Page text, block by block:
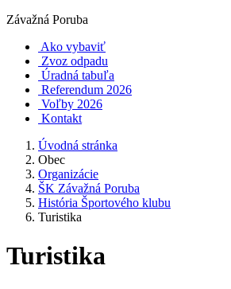
Závažná Poruba
Ako vybaviť
Zvoz odpadu
Úradná tabuľa
Referendum 2026
Voľby 2026
Kontakt
Úvodná stránka
Obec
Organizácie
ŠK Závažná Poruba
História Športového klubu
Turistika
Turistika